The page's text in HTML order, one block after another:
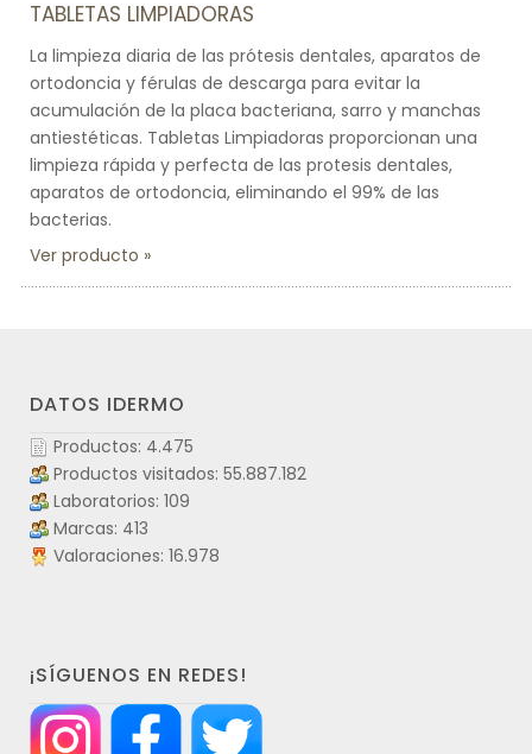
TABLETAS LIMPIADORAS
La limpieza diaria de las prótesis dentales, aparatos de
ortodoncia y férulas de descarga para evitar la
acumulación de la placa bacteriana, sarro y manchas
antiestéticas. Tabletas Limpiadoras proporcionan una
limpieza rápida y perfecta de las protesis dentales,
aparatos de ortodoncia, eliminando el 99% de las
bacterias.
Ver producto
DATOS IDERMO
Productos: 4.475
Productos visitados: 55.887.182
Laboratorios: 109
Marcas: 413
Valoraciones: 16.978
¡SÍGUENOS EN REDES!